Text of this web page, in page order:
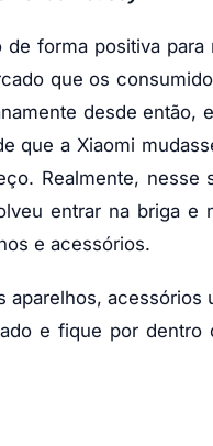
forma positiva
que os
desde então,
que a Xiaomi
Realmente, nesse
entrar na briga e
e acessórios.
acessórios
e fique por dentro